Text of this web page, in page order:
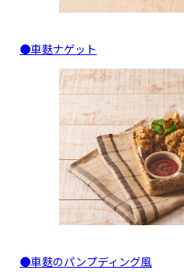
●車麩ナゲット
●車麩のパンプディング風